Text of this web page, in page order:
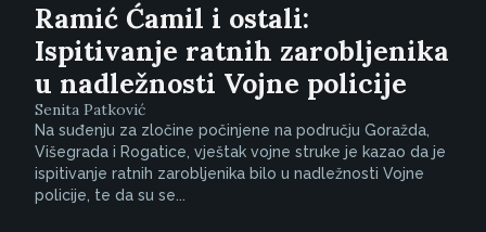
Ramić Ćamil i ostali:
Ispitivanje ratnih zarobljenika
u nadležnosti Vojne policije
Senita Patković
Na suđenju za zločine počinjene na području Goražda,
Višegrada i Rogatice, vještak vojne struke je kazao da je
ispitivanje ratnih zarobljenika bilo u nadležnosti Vojne
policije, te da su se...